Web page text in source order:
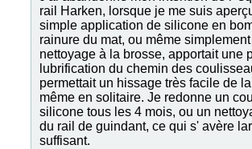
rail Harken, lorsque je me suis
simple application de silicone en
rainure du mat, ou même
nettoyage à la brosse, apportait une
lubrification du chemin des
permettait un hissage très facile de
même en solitaire. Je redonne un
silicone tous les 4 mois, ou un
du rail de guindant, ce qui s' avère
suffisant.